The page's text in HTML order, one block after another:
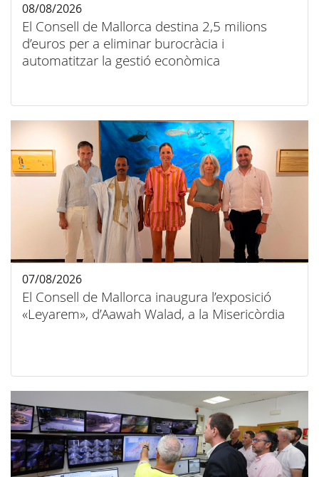
El Consell de Mallorca destina 2,5 milions
d’euros per a eliminar burocràcia i
automatitzar la gestió econòmica
08/08/2026
El Consell de Mallorca inaugura l’exposició
«Leyarem», d’Aawah Walad, a la Misericòrdia
07/08/2026